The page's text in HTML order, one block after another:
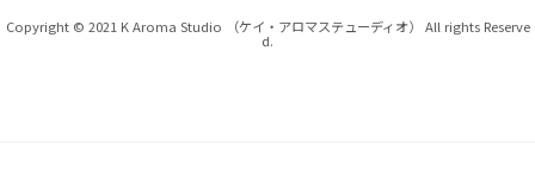
Copyright © 2021 K Aroma Studio （ケイ・アロマステューディオ） All rights Reserve
d.